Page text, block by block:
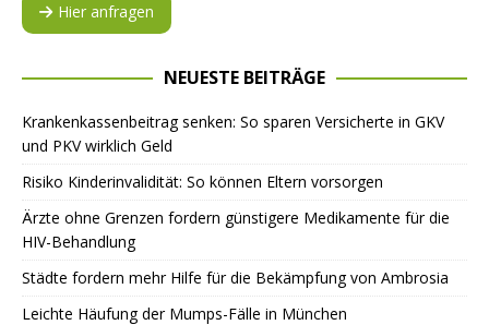
Hier anfragen
NEUESTE BEITRÄGE
Krankenkassenbeitrag senken: So sparen Versicherte in GKV
und PKV wirklich Geld
Risiko Kinderinvalidität: So können Eltern vorsorgen
Ärzte ohne Grenzen fordern günstigere Medikamente für die
HIV-Behandlung
Städte fordern mehr Hilfe für die Bekämpfung von Ambrosia
Leichte Häufung der Mumps-Fälle in München